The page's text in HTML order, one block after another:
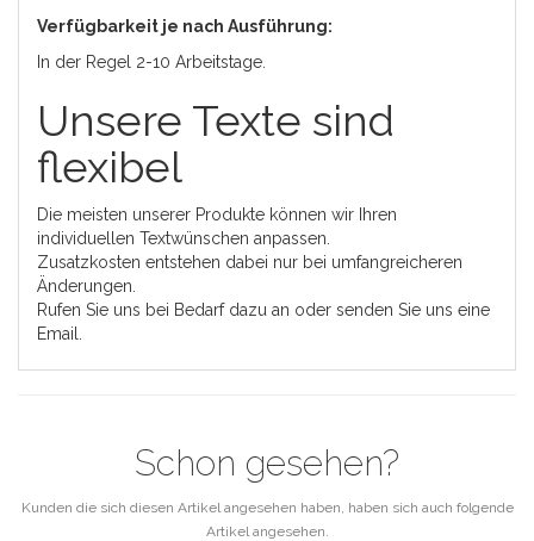
Verfügbarkeit je nach Ausführung:
In der Regel 2-10 Arbeitstage.
Unsere Texte sind
flexibel
Die meisten unserer Produkte können wir Ihren
individuellen Textwünschen anpassen.
Zusatzkosten entstehen dabei nur bei umfangreicheren
Änderungen.
Rufen Sie uns bei Bedarf dazu an oder senden Sie uns eine
Email.
Schon gesehen?
Kunden die sich diesen Artikel angesehen haben, haben sich auch folgende
Artikel angesehen.